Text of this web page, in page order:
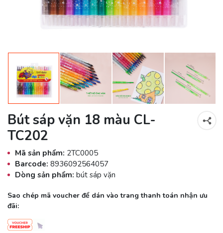
Bút sáp vặn 18 màu CL-
TC202
Mã sản phẩm: 2TC0005
Barcode: 8936092564057
Dòng sản phẩm: bút sáp vặn
Sao chép mã voucher để dán vào trang thanh toán nhận ưu
đãi: